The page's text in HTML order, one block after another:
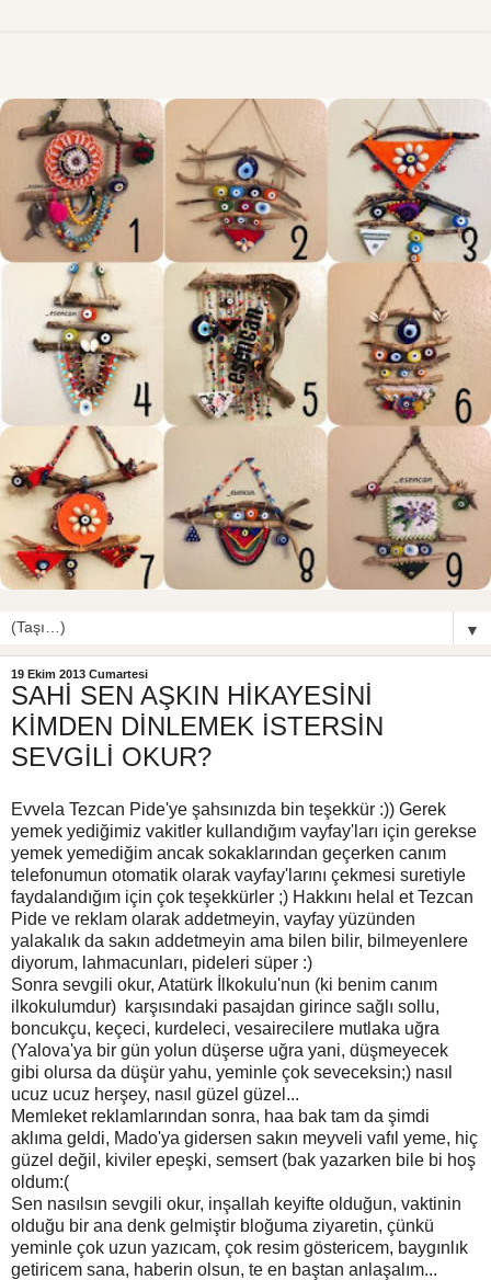
▼
19 Ekim 2013 Cumartesi
SAHİ SEN AŞKIN HİKAYESİNİ
KİMDEN DİNLEMEK İSTERSİN
SEVGİLİ OKUR?
Evvela Tezcan Pide'ye şahsınızda bin teşekkür :)) Gerek
yemek yediğimiz vakitler kullandığım vayfay'ları için gerekse
yemek yemediğim ancak sokaklarından geçerken canım
telefonumun otomatik olarak vayfay'larını çekmesi suretiyle
faydalandığım için çok teşekkürler ;) Hakkını helal et Tezcan
Pide ve reklam olarak addetmeyin, vayfay yüzünden
yalakalık da sakın addetmeyin ama bilen bilir, bilmeyenlere
diyorum, lahmacunları, pideleri süper :)
Sonra sevgili okur, Atatürk İlkokulu'nun (ki benim canım
ilkokulumdur) karşısındaki pasajdan girince sağlı sollu,
boncukçu, keçeci, kurdeleci, vesairecilere mutlaka uğra
(Yalova'ya bir gün yolun düşerse uğra yani, düşmeyecek
gibi olursa da düşür yahu, yeminle çok seveceksin;) nasıl
ucuz ucuz herşey, nasıl güzel güzel...
Memleket reklamlarından sonra, haa bak tam da şimdi
aklıma geldi, Mado'ya gidersen sakın meyveli vafıl yeme, hiç
güzel değil, kiviler epeşki, semsert (bak yazarken bile bi hoş
oldum:(
Sen nasılsın sevgili okur, inşallah keyifte olduğun, vaktinin
olduğu bir ana denk gelmiştir bloğuma ziyaretin, çünkü
yeminle çok uzun yazıcam, çok resim göstericem, baygınlık
getiricem sana, haberin olsun, te en baştan anlaşalım...